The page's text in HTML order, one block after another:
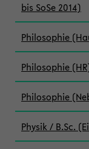
bis SoSe 2014)
Philosophie
Philosophie
Philosophie
Physik / B.Sc.